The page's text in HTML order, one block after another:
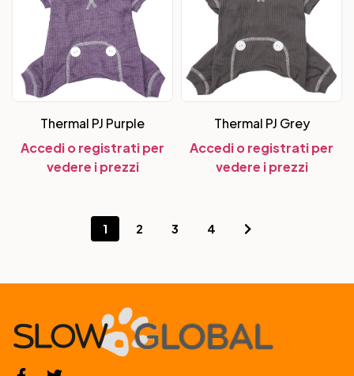
Thermal PJ Purple
Accedi o registrati per
vedere i prezzi
Thermal PJ Grey
Accedi o registrati per
vedere i prezzi
1 2 3 4